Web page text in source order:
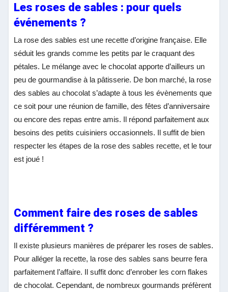
Les roses de sables : pour quels
événements ?
La rose des sables est une recette d’origine française. Elle
séduit les grands comme les petits par le craquant des
pétales. Le mélange avec le chocolat apporte d’ailleurs un
peu de gourmandise à la pâtisserie. De bon marché, la rose
des sables au chocolat s’adapte à tous les évènements que
ce soit pour une réunion de famille, des fêtes d’anniversaire
ou encore des repas entre amis. Il répond parfaitement aux
besoins des petits cuisiniers occasionnels. Il suffit de bien
respecter les étapes de la rose des sables recette, et le tour
est joué !
Comment faire des roses de sables
différemment ?
Il existe plusieurs manières de préparer les roses de sables.
Pour alléger la recette, la rose des sables sans beurre fera
parfaitement l’affaire. Il suffit donc d’enrober les corn flakes
de chocolat. Cependant, de nombreux gourmands préfèrent